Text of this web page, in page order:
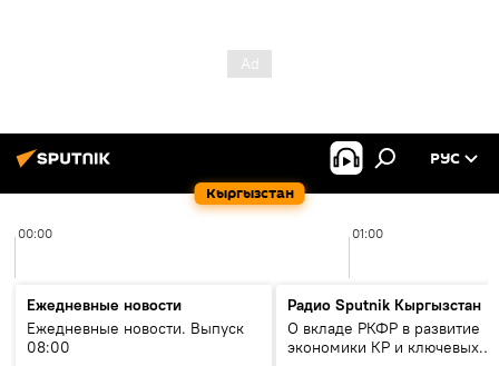
Кыргызстан
РУС
00:00 01:00
Ежедневные новости
Ежедневные новости. Выпуск
08:00
Радио Sputnik Кыргызстан
О вкладе РКФР в развитие
экономики КР и ключевых